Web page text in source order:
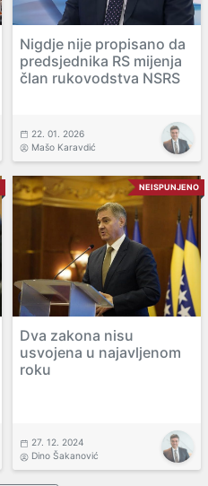
Nigdje nije propisano da
predsjednika RS mijenja
član rukovodstva NSRS
22. 01. 2026
Mašo Karavdić
NEISPUNJENO
Dva zakona nisu
usvojena u najavljenom
roku
27. 12. 2024
Dino Šakanović